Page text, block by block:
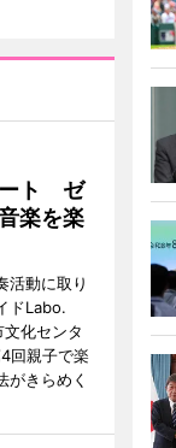
ート ゼ
楽を楽
活動に取り
ドLabo.
文化センタ
回親子で楽
がきらめく